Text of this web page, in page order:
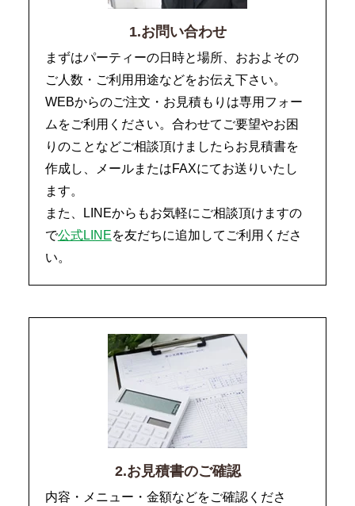
1.お問い合わせ
まずはパーティーの日時と場所、おおよその
ご人数・ご利用用途などをお伝え下さい。
WEBからのご注文・お見積もりは専用フォー
ムをご利用ください。合わせてご要望やお困
りのことなどご相談頂けましたらお見積書を
作成し、メールまたはFAXにてお送りいたし
ます。
また、LINEからもお気軽にご相談頂けますの
で公式LINEを友だちに追加してご利用くださ
い。
2.お見積書のご確認
内容・メニュー・金額などをご確認くださ